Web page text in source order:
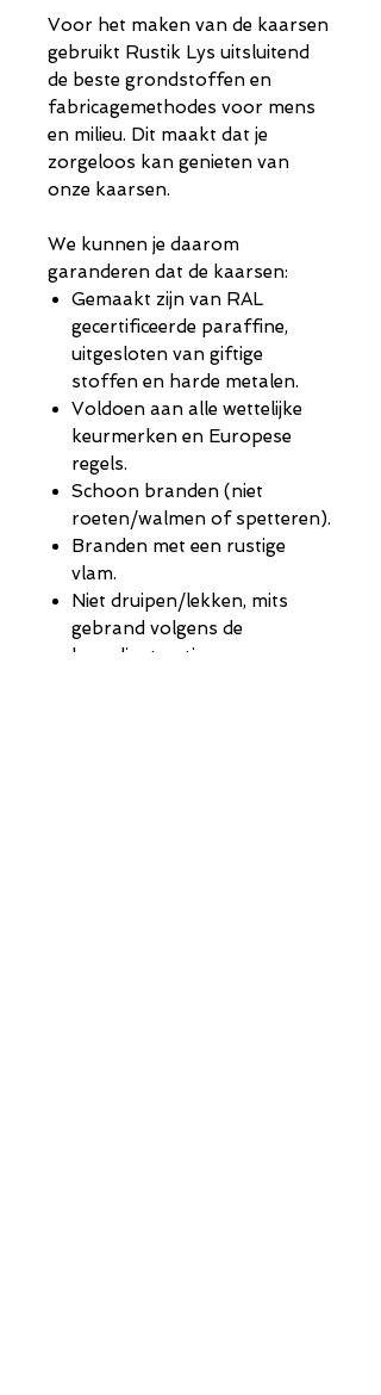
Voor het maken van de kaarsen
gebruikt Rustik Lys uitsluitend
de beste grondstoffen en
fabricagemethodes voor mens
en milieu. Dit maakt dat je
zorgeloos kan genieten van
onze kaarsen.
We kunnen je daarom
garanderen dat de kaarsen:
Gemaakt zijn van RAL
gecertificeerde paraffine,
uitgesloten van giftige
stoffen en harde metalen.
Voldoen aan alle wettelijke
keurmerken en Europese
regels.
Schoon branden (niet
roeten/walmen of spetteren).
Branden met een rustige
vlam.
Niet druipen/lekken, mits
gebrand volgens de
brandinstructies.